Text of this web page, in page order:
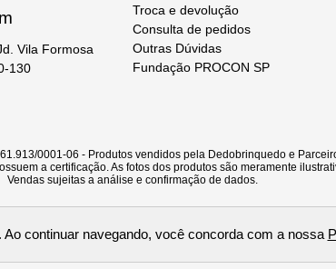
Vila Formosa
130
Troca e devolução
Consulta de pedidos
Outras Dúvidas
Fundação PROCON SP
0001-06 - Produtos vendidos pela Dedobrinquedo e
a certificação. As fotos dos produtos são meramente
Vendas sujeitas a análise e confirmação de dados.
continuar navegando, você concorda com a nossa